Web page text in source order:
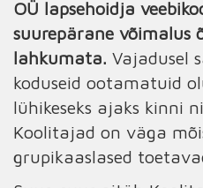
OÜ lapsehoidja
suurepärane võimalus
lahkumata. Vajadusel
koduseid ootamatuid
lühikeseks ajaks kinni
Koolitajad on väga
grupikaaslased